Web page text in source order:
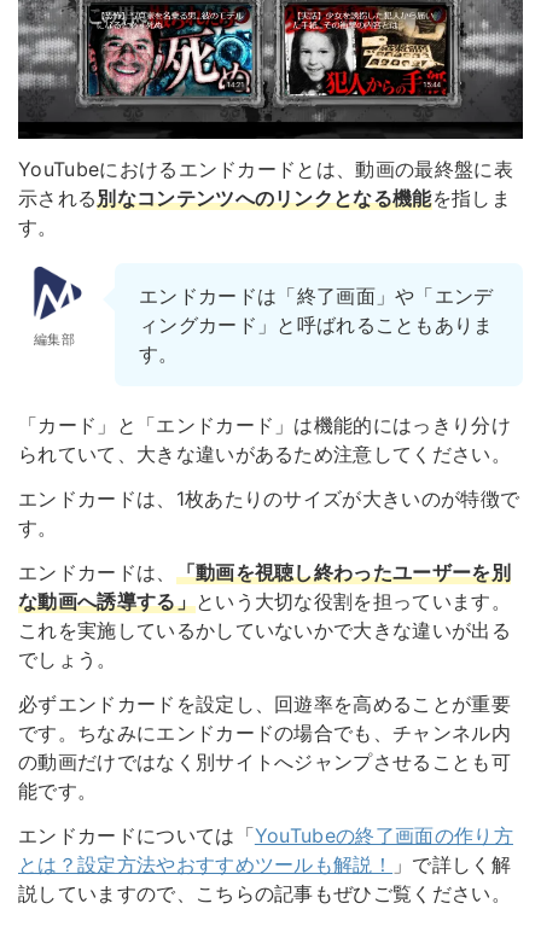
YouTubeにおけるエンドカードとは、動画の最終盤に表
示される別なコンテンツへのリンクとなる機能を指しま
す。
編集部
エンドカードは「終了画面」や「エンデ
ィングカード」と呼ばれることもありま
す。
「カード」と「エンドカード」は機能的にはっきり分け
られていて、大きな違いがあるため注意してください。
エンドカードは、1枚あたりのサイズが大きいのが特徴で
す。
エンドカードは、 「動画を視聴し終わったユーザーを別
な動画へ誘導する」という大切な役割を担っています。
これを実施しているかしていないかで大きな違いが出る
でしょう。
必ずエンドカードを設定し、回遊率を高めることが重要
です。ちなみにエンドカードの場合でも、チャンネル内
の動画だけではなく別サイトへジャンプさせることも可
能です。
エンドカードについては「YouTubeの終了画面の作り方
とは？設定方法やおすすめツールも解説！
」で詳しく解
説していますので、こちらの記事もぜひご覧ください。